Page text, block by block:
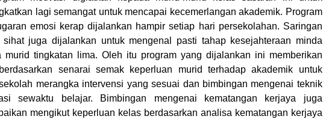
lagi semangat untuk mencapai kecemerlangan akademik. Program
emosi kerap dijalankan hampir setiap hari persekolahan. Saringan
sihat juga dijalankan untuk mengenal pasti tahap kesejahteraan minda
murid tingkatan lima. Oleh itu program yang dijalankan ini memberikan
senarai semak keperluan murid terhadap akademik untuk
merangka intervensi yang sesuai dan bimbingan mengenai teknik
sewaktu belajar. Bimbingan mengenai kematangan kerjaya juga
mengikut keperluan kelas berdasarkan analisa kematangan kerjaya